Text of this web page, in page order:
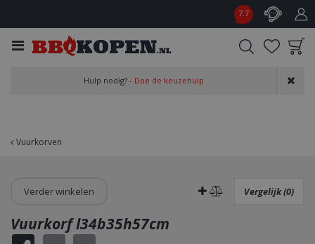
Vuurkorven
7.7
aan wensenlijst
Hulp nodig? - Doe de keuzehulp
Verder winkelen Vergelijk (0)
Vuurkorf l34b35h57cm